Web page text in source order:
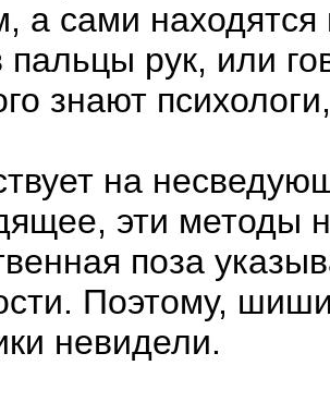
а сами
пальцы рук, или
знают
на
эти методы
поза
Поэтому,
невидели.